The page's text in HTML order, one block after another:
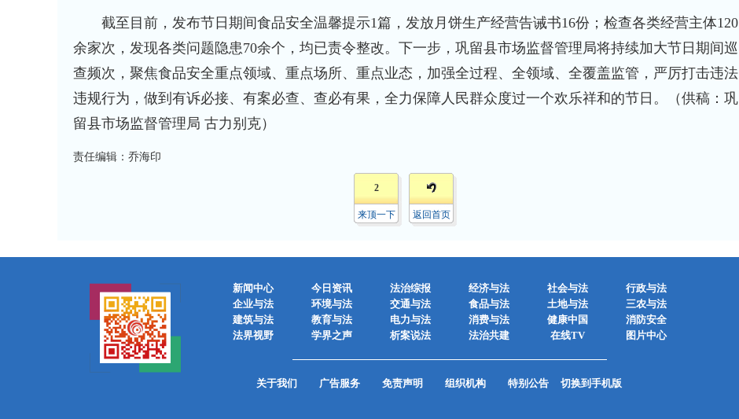
截至目前，发布节日期间食品安全温馨提示1篇，发放月饼生产经营告诫书16份；检查各类经营主体120
余家次，发现各类问题隐患70余个，均已责令整改。下一步，巩留县市场监督管理局将持续加大节日期间巡
查频次，聚焦食品安全重点领域、重点场所、重点业态，加强全过程、全领域、全覆盖监管，严厉打击违法
违规行为，做到有诉必接、有案必查、查必有果，全力保障人民群众度过一个欢乐祥和的节日。（供稿：巩
留县市场监督管理局 古力别克）
责任编辑：乔海印
2
来顶一下 返回首页
新闻中心 今日资讯 法治综报 经济与法 社会与法
行政与法
企业与法
环境与法 交通与法 食品与法 土地与法
三农与法
建筑与法
教育与法 电力与法 消费与法 健康中国
消防安全
法界视野
学界之声 析案说法 法治共建 在线TV 图片中心
关于我们 广告服务 免责声明 组织机构 特别公告 切换到手机版